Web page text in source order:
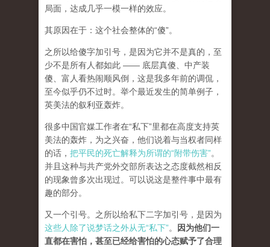
局面，达成几乎一模一样的效应。
其原因在于：这个社会整体的“傻”。
之所以给傻字加引号，是因为它并不是真的，至
少不是所有人都如此 —— 底层真傻、中产装
傻、富人看热闹顺风倒，这是我多年前的调侃，
至今似乎仍不过时。举个最近发生的简单例子，
英美法的叙利亚轰炸。
很多中国官媒工作者在“私下”里都在高度支持英
美法的轰炸，为之兴奋，他们说着与当权者同样
的话， 把平民的死亡解释为所谓的“附带伤害”。
并且这种与共产党外交部所表达之态度截然相反
的现象曾多次出现过。可以说这是整件事中最有
趣的部分。
又一个引号。之所以给私下二字加引号，是因为
这些人除了说梦话之外从无“私下”。
因为他们一
直都在害怕，甚至已经给害怕的心态赋予了合理